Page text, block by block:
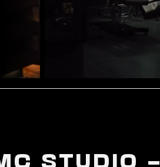
STUDIO –